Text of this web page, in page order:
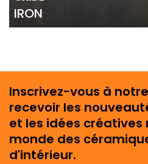
IRON
Inscrivez-vous à
recevoir les
et les idées créatives
monde des
d'intérieur.